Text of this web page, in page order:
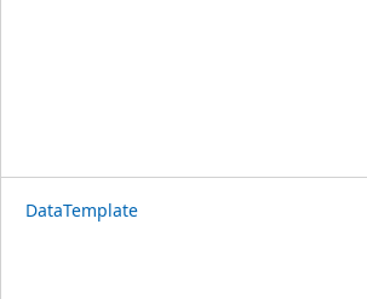
DataTemplate